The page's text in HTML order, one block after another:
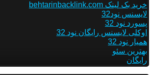
خرید بک لینک behtarinbacklink.com
لایسنس نود32
پسورد نود 32
اوکلی لایسنس رایگان نود 32
همیار نود 32
بهترین سئو
رایگان